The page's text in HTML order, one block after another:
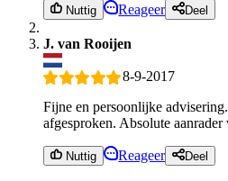
Nuttig Reageer Deel
J. van Rooijen
8-9-2017
Fijne en persoonlijke
afgesproken. Absolute
Nuttig Reageer Deel